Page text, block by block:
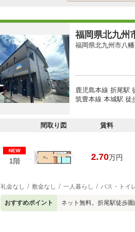
福岡県北九州
福岡県北九州市八
鹿児島本線 折尾駅
筑豊本線 本城駅 徒
間取り図 賃料
NEW
1階 2.70万円
礼金なし 敷金なし 一人暮らし バス・トイ
おすすめポイント ネット無料。折尾駅徒歩